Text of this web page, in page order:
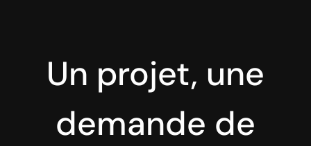
Un projet, une
demande de